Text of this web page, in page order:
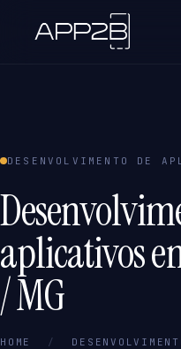
DESENVOLVIMENTO DE
aplicativos
/ MG
HOME /